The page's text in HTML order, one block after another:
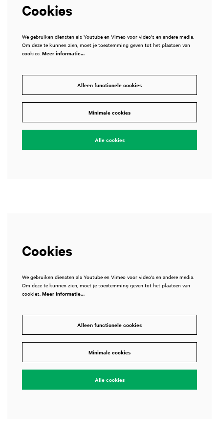
Cookies
We gebruiken diensten als Youtube en Vimeo voor video's en andere media.
Om deze te kunnen zien, moet je toestemming geven tot het plaatsen van
cookies. Meer informatie…
Alleen functionele cookies
Minimale cookies
Alle cookies
Cookies
We gebruiken diensten als Youtube en Vimeo voor video's en andere media.
Om deze te kunnen zien, moet je toestemming geven tot het plaatsen van
cookies. Meer informatie…
Alleen functionele cookies
Minimale cookies
Alle cookies